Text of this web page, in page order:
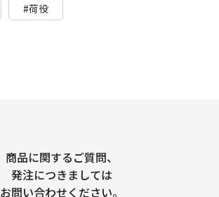
#荷役
商品に関するご質問、
発注につきましては
お問い合わせください。